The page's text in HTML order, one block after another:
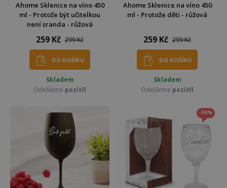
Ahome Sklenice na víno 450
ml - Protože být učitelkou
není sranda - růžová
259 Kč 299 Kč
DO KOŠÍKU
Skladem
Odešleme pozítří
Ahome Sklenice na víno 450
ml - Protože děti - růžová
259 Kč 299 Kč
DO KOŠÍKU
Skladem
Odešleme pozítří
-36%